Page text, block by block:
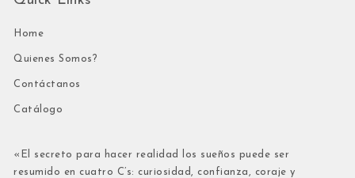
Home
Quienes Somos?
Contáctanos
Catálogo
«El secreto para hacer realidad los sueños puede ser
resumido en cuatro C’s: curiosidad, confianza, coraje y